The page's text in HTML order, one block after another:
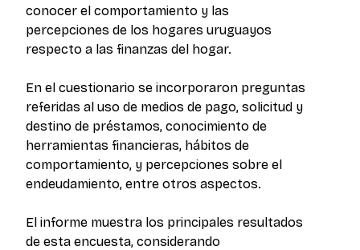
conocer el comportamiento y las
percepciones de los hogares uruguayos
respecto a las finanzas del hogar.
En el cuestionario se incorporaron preguntas
referidas al uso de medios de pago, solicitud y
destino de préstamos, conocimiento de
herramientas financieras, hábitos de
comportamiento, y percepciones sobre el
endeudamiento, entre otros aspectos.
El informe muestra los principales resultados
de esta encuesta, considerando